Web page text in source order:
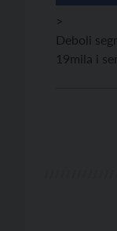
>
Deboli
19mila i